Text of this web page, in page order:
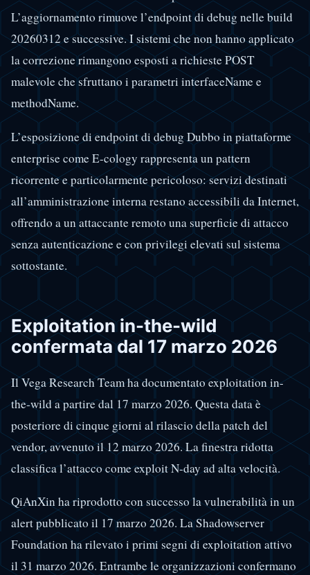
L’aggiornamento rimuove l’endpoint di debug nelle build
20260312 e successive. I sistemi che non hanno applicato
la correzione rimangono esposti a richieste POST
malevole che sfruttano i parametri interfaceName e
methodName.
L’esposizione di endpoint di debug Dubbo in piattaforme
enterprise come E-cology rappresenta un pattern
ricorrente e particolarmente pericoloso: servizi destinati
all’amministrazione interna restano accessibili da Internet,
offrendo a un attaccante remoto una superficie di attacco
senza autenticazione e con privilegi elevati sul sistema
sottostante.
Exploitation in-the-wild
confermata dal 17 marzo 2026
Il Vega Research Team ha documentato exploitation in-
the-wild a partire dal 17 marzo 2026. Questa data è
posteriore di cinque giorni al rilascio della patch del
vendor, avvenuto il 12 marzo 2026. La finestra ridotta
classifica l’attacco come exploit N-day ad alta velocità.
QiAnXin ha riprodotto con successo la vulnerabilità in un
alert pubblicato il 17 marzo 2026. La Shadowserver
Foundation ha rilevato i primi segni di exploitation attivo
il 31 marzo 2026. Entrambe le organizzazioni confermano